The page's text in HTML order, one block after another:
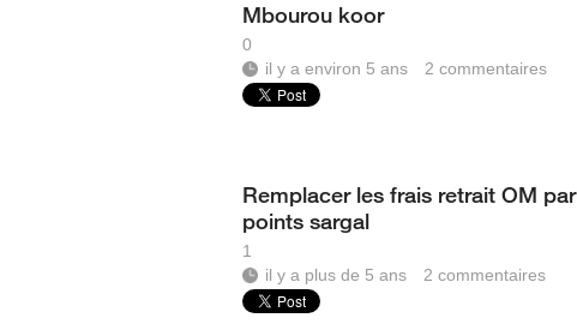
Mbourou koor
0
il y a environ 5 ans
2 commentaires
Remplacer les frais retrait OM par
points sargal
1
il y a plus de 5 ans
2 commentaires